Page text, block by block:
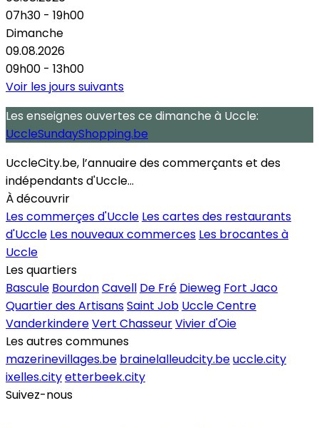
07h30 - 19h00
Dimanche
09.08.2026
09h00 - 13h00
Voir les jours suivants
Les enseignes ouvertes ce dimanche à Uccle:
UccleSundayShopping.be
UccleCity.be, l’annuaire des commerçants et des
indépendants d'Uccle...
À découvrir
Les commerçes d'Uccle Les cartes des restaurants
d'Uccle Les nouveaux commerces Les brocantes à
Uccle
Les quartiers
Bascule BourdonCavell De Fré Dieweg Fort Jaco
Quartier des ArtisansSaint Job Uccle Centre
VanderkindereVert ChasseurVivier d'Oie
Les autres communes
mazerinevillages.be brainelalleudcity.beuccle.city
ixelles.cityetterbeek.city
Suivez-nous